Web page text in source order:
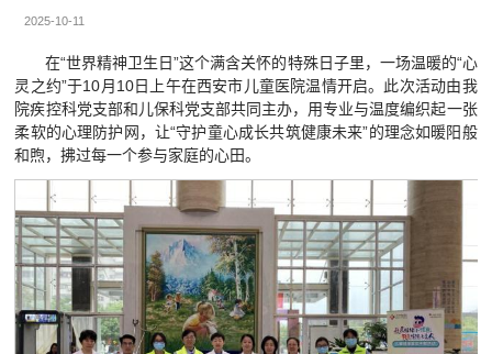
2025-10-11
在“世界精神卫生日”这个满含关怀的特殊日子里，一场温暖的“心
灵之约”于10月10日上午在西安市儿童医院温情开启。此次活动由我
院疾控科党支部和儿保科党支部共同主办，用专业与温度编织起一张
柔软的心理防护网，让“守护童心成长共筑健康未来”的理念如暖阳般
和煦，拂过每一个参与家庭的心田。